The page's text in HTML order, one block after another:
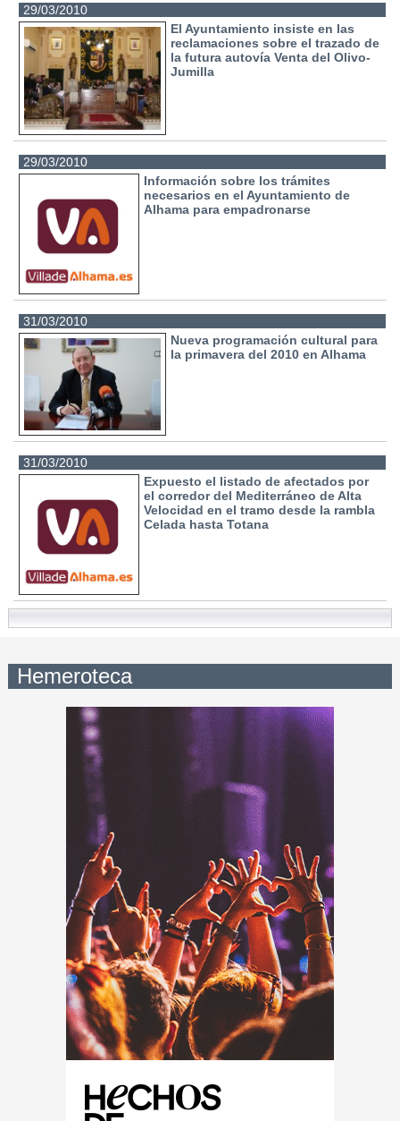
29/03/2010
El Ayuntamiento insiste en las
reclamaciones sobre el trazado de
la futura autovía Venta del Olivo-
Jumilla
29/03/2010
Información sobre los trámites
necesarios en el Ayuntamiento de
Alhama para empadronarse
31/03/2010
Nueva programación cultural para
la primavera del 2010 en Alhama
31/03/2010
Expuesto el listado de afectados por
el corredor del Mediterráneo de Alta
Velocidad en el tramo desde la rambla
Celada hasta Totana
Hemeroteca